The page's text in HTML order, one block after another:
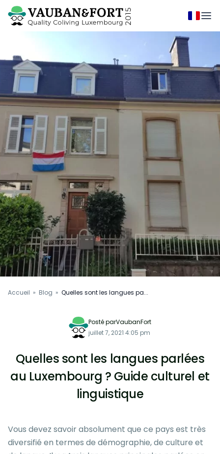
Accueil » Blog » Quelles sont les langues pa...
Posté parVaubanFort
juillet 7, 2021 4:05 pm
Quelles sont les langues parlées
au Luxembourg ? Guide culturel et
linguistique
Vous devez savoir absolument que ce pays est très
diversifié en termes de démographie, de culture et